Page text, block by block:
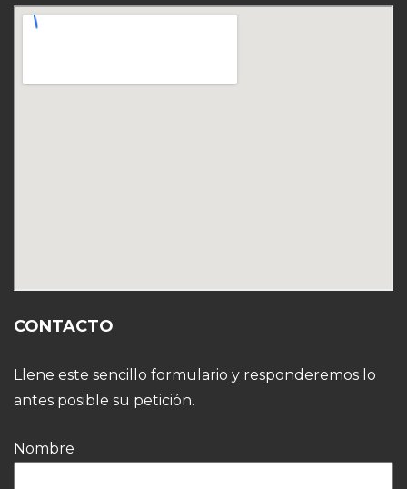
CONTACTO
Llene este sencillo formulario y responderemos lo
antes posible su petición.
Nombre